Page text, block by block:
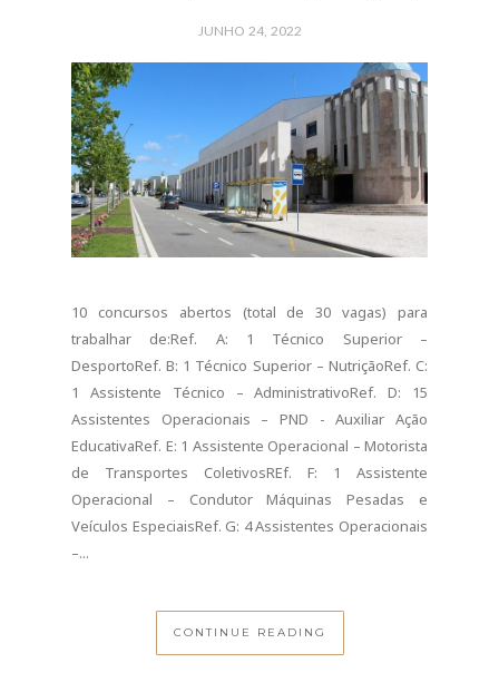
JUNHO 24, 2022
10 concursos abertos (total de 30 vagas) para
trabalhar de:Ref. A: 1 Técnico Superior –
DesportoRef. B: 1 Técnico Superior – NutriçãoRef. C:
1 Assistente Técnico – AdministrativoRef. D: 15
Assistentes Operacionais – PND - Auxiliar Ação
EducativaRef. E: 1 Assistente Operacional – Motorista
de Transportes ColetivosREf. F: 1 Assistente
Operacional – Condutor Máquinas Pesadas e
Veículos EspeciaisRef. G: 4 Assistentes Operacionais
–...
CONTINUE READING